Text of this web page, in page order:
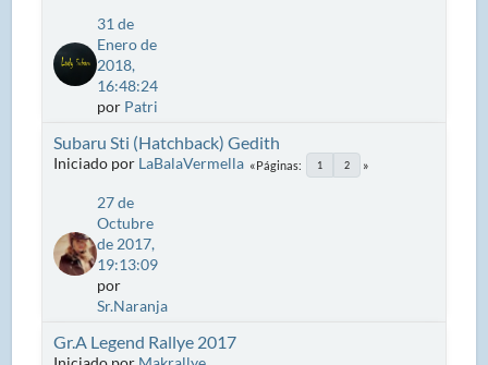
31 de
Enero de
2018,
16:48:24
por Patri
Subaru Sti (Hatchback) Gedith
Iniciado por LaBalaVermella Páginas 1 2
27 de
Octubre
de 2017,
19:13:09
por
Sr.Naranja
Gr.A Legend Rallye 2017